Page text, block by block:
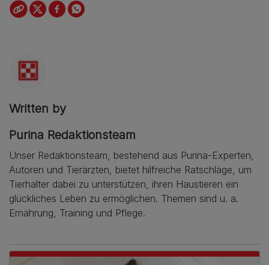
Written by
Purina Redaktionsteam
Unser Redaktionsteam, bestehend aus Purina-Experten,
Autoren und Tierärzten, bietet hilfreiche Ratschläge, um
Tierhalter dabei zu unterstützen, ihren Haustieren ein
glückliches Leben zu ermöglichen. Themen sind u. a.
Ernährung, Training und Pflege.